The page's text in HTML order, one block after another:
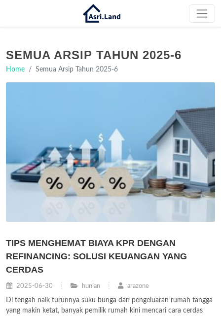
SEMUA ARSIP TAHUN 2025-6
Home Semua Arsip Tahun 2025-6
TIPS MENGHEMAT BIAYA KPR DENGAN
REFINANCING: SOLUSI KEUANGAN YANG
CERDAS
2025-06-30 hunian arazone
Di tengah naik turunnya suku bunga dan pengeluaran rumah tangga
yang makin ketat, banyak pemilik rumah kini mencari cara cerdas